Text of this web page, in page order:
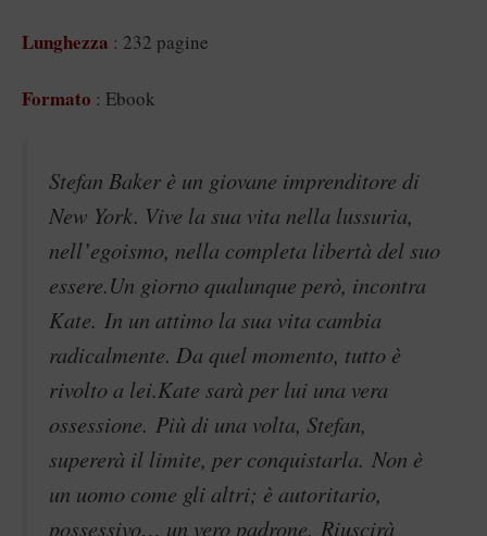
Lunghezza : 232 pagine
Formato : Ebook
Stefan Baker è un giovane imprenditore di
New York. Vive la sua vita nella lussuria,
nell’egoismo, nella completa libertà del suo
essere.Un giorno qualunque però, incontra
Kate. In un attimo la sua vita cambia
radicalmente. Da quel momento, tutto è
rivolto a lei.Kate sarà per lui una vera
ossessione. Più di una volta, Stefan,
supererà il limite, per conquistarla. Non è
un uomo come gli altri; è autoritario,
possessivo… un vero padrone. Riuscirà